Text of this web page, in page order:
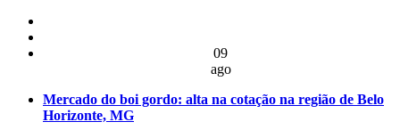
09
ago
Mercado do boi gordo: alta na cotação na região de Belo
Horizonte, MG